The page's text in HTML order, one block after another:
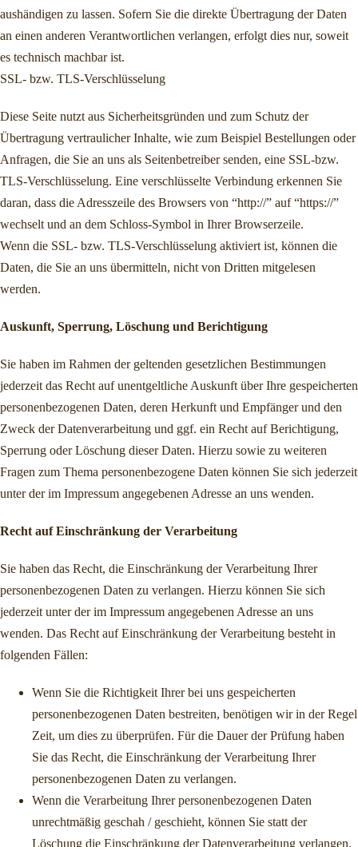
aushändigen zu lassen. Sofern Sie die direkte Übertragung der Daten
an einen anderen Verantwortlichen verlangen, erfolgt dies nur, soweit
es technisch machbar ist.
SSL- bzw. TLS-Verschlüsselung
Diese Seite nutzt aus Sicherheitsgründen und zum Schutz der
Übertragung vertraulicher Inhalte, wie zum Beispiel Bestellungen oder
Anfragen, die Sie an uns als Seitenbetreiber senden, eine SSL-bzw.
TLS-Verschlüsselung. Eine verschlüsselte Verbindung erkennen Sie
daran, dass die Adresszeile des Browsers von “http://” auf “https://”
wechselt und an dem Schloss-Symbol in Ihrer Browserzeile.
Wenn die SSL- bzw. TLS-Verschlüsselung aktiviert ist, können die
Daten, die Sie an uns übermitteln, nicht von Dritten mitgelesen
werden.
Auskunft, Sperrung, Löschung und Berichtigung
Sie haben im Rahmen der geltenden gesetzlichen Bestimmungen
jederzeit das Recht auf unentgeltliche Auskunft über Ihre gespeicherten
personenbezogenen Daten, deren Herkunft und Empfänger und den
Zweck der Datenverarbeitung und ggf. ein Recht auf Berichtigung,
Sperrung oder Löschung dieser Daten. Hierzu sowie zu weiteren
Fragen zum Thema personenbezogene Daten können Sie sich jederzeit
unter der im Impressum angegebenen Adresse an uns wenden.
Recht auf Einschränkung der Verarbeitung
Sie haben das Recht, die Einschränkung der Verarbeitung Ihrer
personenbezogenen Daten zu verlangen. Hierzu können Sie sich
jederzeit unter der im Impressum angegebenen Adresse an uns
wenden. Das Recht auf Einschränkung der Verarbeitung besteht in
folgenden Fällen:
Wenn Sie die Richtigkeit Ihrer bei uns gespeicherten
personenbezogenen Daten bestreiten, benötigen wir in der Regel
Zeit, um dies zu überprüfen. Für die Dauer der Prüfung haben
Sie das Recht, die Einschränkung der Verarbeitung Ihrer
personenbezogenen Daten zu verlangen.
Wenn die Verarbeitung Ihrer personenbezogenen Daten
unrechtmäßig geschah / geschieht, können Sie statt der
Löschung die Einschränkung der Datenverarbeitung verlangen.